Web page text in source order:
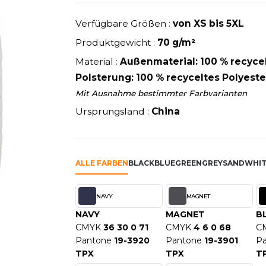
PRODUKTE
SCHÜRZEN
SICHERHEITSKLEIDUNG
SOFTSHELL
- BLANKS
NEW GEN
NEW MORNING STUDIOS
P
PAREDES SEGURIDAD
PARKS
PEN DUICK
PROMODORO
QUADRA
R
REGATTA
RESULT
RICA LEWIS
RUSSELL ATHLETIC®
RUSSELL ATHLETIC®
Verfügbare Größen : von XS bis 5XL
Produktgewicht : 70 g/m²
Material : Außenmaterial: 100 %
Polsterung: 100 % recyceltes
Mit Ausnahme bestimmter Farbvarianten
Ursprungsland : China
ALLE FARBENBLACKBLUEGREENGREYSAND
NAVY
NAVY
CMYK 36 30 0 71
Pantone 19-3920
TPX
MAGNET
MAGNET
CMYK 4 6 0 68
Pantone 19-3901
TPX